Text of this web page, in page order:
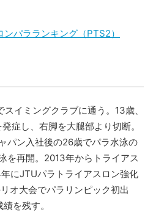
パラランキング（PTS2）
イミングクラブに通う。13歳、
症し、右脚を大腿部より切断。
パン入社後の26歳でパラ水泳の
を再開。2013年からトライアス
にJTUパラトライアスロン強化
オ大会でパラリンピック初出
を残す。